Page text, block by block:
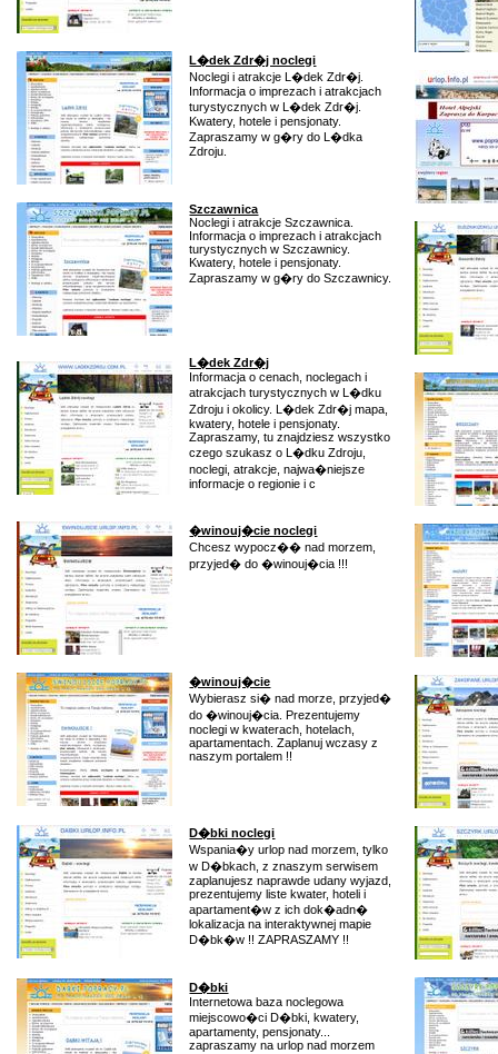
L�dek Zdr�j noclegi
Noclegi i atrakcje L�dek Zdr�j.
Informacja o imprezach i atrakcjach
turystycznych w L�dek Zdr�j.
Kwatery, hotele i pensjonaty.
Zapraszamy w g�ry do L�dka
Zdroju.
Szczawnica
Noclegi i atrakcje Szczawnica.
Informacja o imprezach i atrakcjach
turystycznych w Szczawnicy.
Kwatery, hotele i pensjonaty.
Zapraszamy w g�ry do Szczawnicy.
L�dek Zdr�j
Informacja o cenach, noclegach i
atrakcjach turystycznych w L�dku
Zdroju i okolicy. L�dek Zdr�j mapa,
kwatery, hotele i pensjonaty.
Zapraszamy, tu znajdziesz wszystko
czego szukasz o L�dku Zdroju,
noclegi, atrakcje, najwa�niejsze
informacje o regionie i c
�winouj�cie noclegi
Chcesz wypocz�� nad morzem,
przyjed� do �winouj�cia !!!
�winouj�cie
Wybierasz si� nad morze, przyjed�
do �winouj�cia. Prezentujemy
noclegi w kwaterach, hotelach,
apartamentach. Zaplanuj wczasy z
naszym portalem !!
D�bki noclegi
Wspania�y urlop nad morzem, tylko
w D�bkach, z znaszym serwisem
zaplanujesz naprawde udany wyjazd,
prezentujemy liste kwater, hoteli i
apartament�w z ich dok�adn�
lokalizacja na interaktywnej mapie
D�bk�w !! ZAPRASZAMY !!
D�bki
Internetowa baza noclegowa
miejscowo�ci D�bki, kwatery,
apartamenty, pensjonaty...
zapraszamy na urlop nad morzem